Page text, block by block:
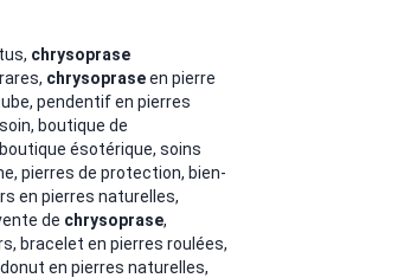
chrysoprase
chrysopraseen pierre
pendentif en pierres
boutique de
ésotérique, soins
pierres de protection, bien-
en pierres naturelles,
de chrysoprase,
bracelet en pierres roulées,
donut en pierres naturelles,